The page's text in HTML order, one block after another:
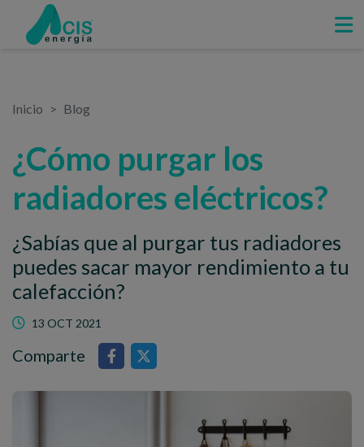
Inicio Blog
¿Cómo purgar los
radiadores eléctricos?
¿Sabías que al purgar tus radiadores
puedes sacar mayor rendimiento a tu
calefacción?
13 OCT 2021
Comparte